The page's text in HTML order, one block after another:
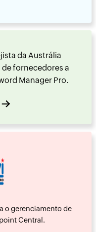
da Austrália
fornecedores a
Manager Pro.
o gerenciamento de
Central.